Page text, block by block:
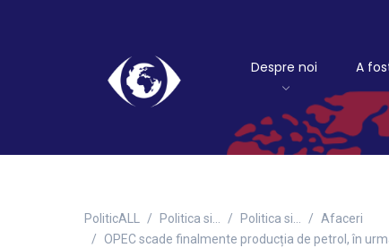
Despre noi A
PoliticALL Politica si… Politica si...
Afaceri
OPEC scade finalmente producția de petrol, în